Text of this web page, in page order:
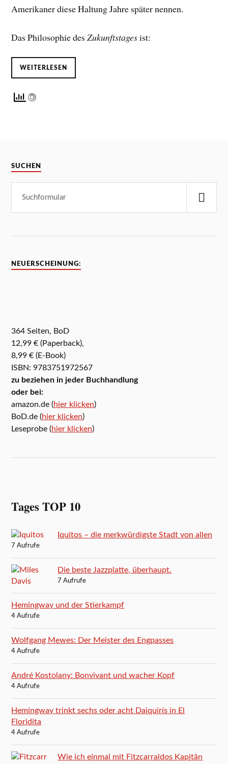
Amerikaner diese Haltung Jahre später nennen.
Das Philosophie desZukunftstagesist:
WEITERLESEN
SUCHEN
NEUERSCHEINUNG:
364 Seiten, BoD
12,99 € (Paperback),
8,99 € (E-Book)
ISBN: 9783751972567
zu beziehen in jeder Buchhandlung
oder bei:
amazon.de (hier klicken)
BoD.de (hier klicken)
Leseprobe (hier klicken)
Tages TOP 10
Iquitos – die merkwürdigste Stadt von allen
7 Aufrufe
Die beste Jazzplatte, überhaupt.
7 Aufrufe
Hemingway und der Stierkampf
4 Aufrufe
Wolfgang Mewes: Der Meister des Engpasses
4 Aufrufe
André Kostolany: Bonvivant und wacher Kopf
4 Aufrufe
Hemingway trinkt sechs oder acht Daiquirís in El
Floridita
4 Aufrufe
Wie ich einmal mit Fitzcarraldos Kapitän